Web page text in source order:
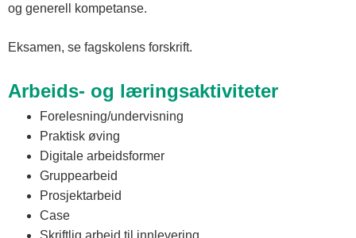
og generell kompetanse.
Eksamen, se fagskolens forskrift.
Arbeids- og læringsaktiviteter
Forelesning/undervisning
Praktisk øving
Digitale arbeidsformer
Gruppearbeid
Prosjektarbeid
Case
Skriftlig arbeid til innlevering